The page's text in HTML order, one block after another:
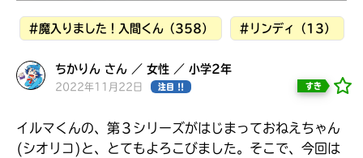
できる掲示板
#魔入りました！入間くん（358） #リンディ（13）
ちかりん さん ／ 女性 ／ 小学2年
2022年11月22日 注目 !! すき
イルマくんの、第３シリーズがはじまっておねえちゃん
(シオリコ)と、とてもよろこびました。そこで、今回は